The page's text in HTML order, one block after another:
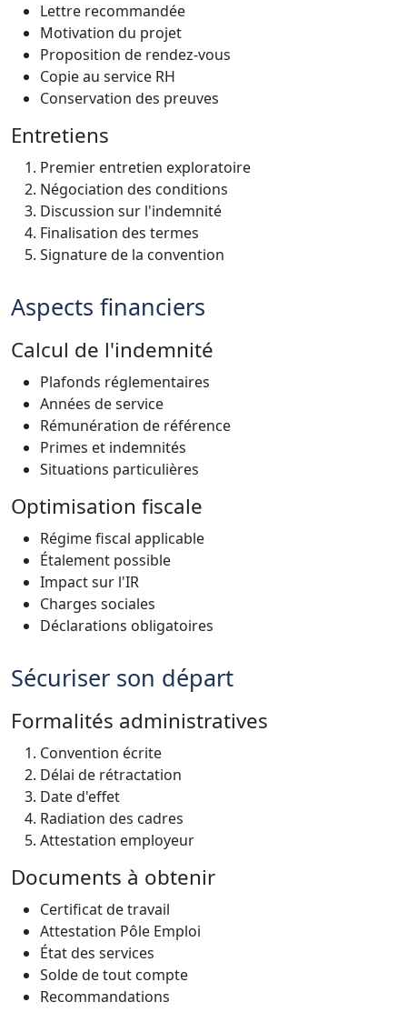
Lettre recommandée
Motivation du projet
Proposition de rendez-vous
Copie au service RH
Conservation des preuves
Entretiens
Premier entretien exploratoire
Négociation des conditions
Discussion sur l'indemnité
Finalisation des termes
Signature de la convention
Aspects financiers
Calcul de l'indemnité
Plafonds réglementaires
Années de service
Rémunération de référence
Primes et indemnités
Situations particulières
Optimisation fiscale
Régime fiscal applicable
Étalement possible
Impact sur l'IR
Charges sociales
Déclarations obligatoires
Sécuriser son départ
Formalités administratives
Convention écrite
Délai de rétractation
Date d'effet
Radiation des cadres
Attestation employeur
Documents à obtenir
Certificat de travail
Attestation Pôle Emploi
État des services
Solde de tout compte
Recommandations